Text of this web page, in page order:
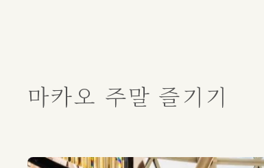
마카오 주말 즐기기